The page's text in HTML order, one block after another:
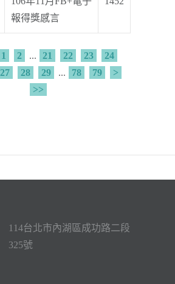
報得獎感言
1 2 ... 21 22 23
24
27 28 29 ... 78 79
>
>>
114台北市內湖區成功路二段
325號